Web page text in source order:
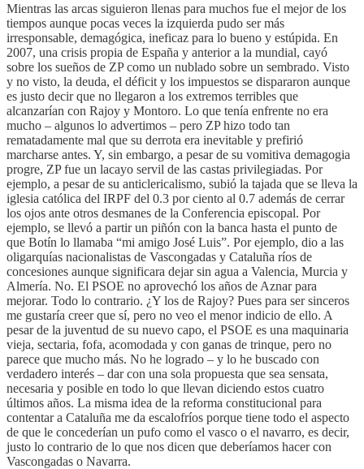
Mientras las arcas siguieron llenas para muchos fue el mejor de los
tiempos aunque pocas veces la izquierda pudo ser más
irresponsable, demagógica, ineficaz para lo bueno y estúpida. En
2007, una crisis propia de España y anterior a la mundial, cayó
sobre los sueños de ZP como un nublado sobre un sembrado. Visto
y no visto, la deuda, el déficit y los impuestos se dispararon aunque
es justo decir que no llegaron a los extremos terribles que
alcanzarían con Rajoy y Montoro. Lo que tenía enfrente no era
mucho – algunos lo advertimos – pero ZP hizo todo tan
rematadamente mal que su derrota era inevitable y prefirió
marcharse antes. Y, sin embargo, a pesar de su vomitiva demagogia
progre, ZP fue un lacayo servil de las castas privilegiadas. Por
ejemplo, a pesar de su anticlericalismo, subió la tajada que se lleva la
iglesia católica del IRPF del 0.3 por ciento al 0.7 además de cerrar
los ojos ante otros desmanes de la Conferencia episcopal. Por
ejemplo, se llevó a partir un piñón con la banca hasta el punto de
que Botín lo llamaba “mi amigo José Luis”. Por ejemplo, dio a las
oligarquías nacionalistas de Vascongadas y Cataluña ríos de
concesiones aunque significara dejar sin agua a Valencia, Murcia y
Almería. No. El PSOE no aprovechó los años de Aznar para
mejorar. Todo lo contrario. ¿Y los de Rajoy? Pues para ser sinceros
me gustaría creer que sí, pero no veo el menor indicio de ello. A
pesar de la juventud de su nuevo capo, el PSOE es una maquinaria
vieja, sectaria, fofa, acomodada y con ganas de trinque, pero no
parece que mucho más. No he logrado – y lo he buscado con
verdadero interés – dar con una sola propuesta que sea sensata,
necesaria y posible en todo lo que llevan diciendo estos cuatro
últimos años. La misma idea de la reforma constitucional para
contentar a Cataluña me da escalofríos porque tiene todo el aspecto
de que le concederían un pufo como el vasco o el navarro, es decir,
justo lo contrario de lo que nos dicen que deberíamos hacer con
Vascongadas o Navarra.